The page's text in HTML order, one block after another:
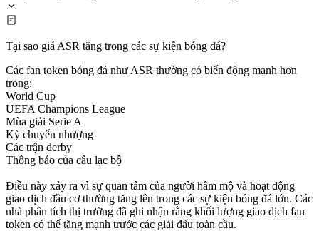
Tại sao giá ASR tăng trong các sự kiện bóng đá?
Các fan token bóng đá như ASR thường có biến động mạnh hơn
trong:
World Cup
UEFA Champions League
Mùa giải Serie A
Kỳ chuyển nhượng
Các trận derby
Thông báo của câu lạc bộ
Điều này xảy ra vì sự quan tâm của người hâm mộ và hoạt động
giao dịch đầu cơ thường tăng lên trong các sự kiện bóng đá lớn. Các
nhà phân tích thị trường đã ghi nhận rằng khối lượng giao dịch fan
token có thể tăng mạnh trước các giải đấu toàn cầu.